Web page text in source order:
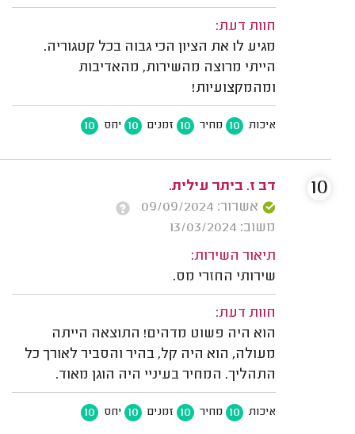
חוות דעת:
מגיע לו את הציון הכי גבוה בכל קטגוריה.
הייתי מרוצה מהשירות, מהאדיבות
ומהמקצועיות!
איכות 10 מחיר 10 זמנים 10 יחס 10
דב ז. ביתר עילית.
אשרור: 09/09/2024
משוב: 13/03/2024
תיאור השירות:
שירותי החזרי מס.
חוות דעת:
הוא היה פשוט מדהים! התוצאה הייתה
מעולה, הוא היה קל, בהיר והסביר לאורך כל
התהליך. המחיר בעיניי היה הוגן מאוד.
איכות 10 מחיר 10 זמנים 10 יחס 10
10